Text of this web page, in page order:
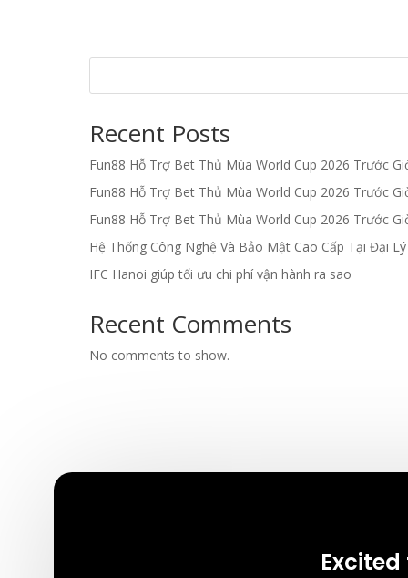
Recent Posts
Fun88 Hỗ Trợ Bet Thủ Mùa World Cup 2026 Trước
Fun88 Hỗ Trợ Bet Thủ Mùa World Cup 2026 Trước
Fun88 Hỗ Trợ Bet Thủ Mùa World Cup 2026 Trước
Hệ Thống Công Nghệ Và Bảo Mật Cao Cấp Tại Đại
IFC Hanoi giúp tối ưu chi phí vận hành ra sao
Recent Comments
No comments to show.